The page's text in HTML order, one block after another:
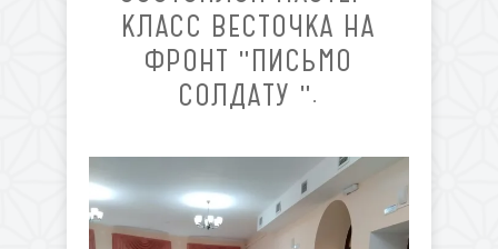
КЛАСС ВЕСТОЧКА НА
ФРОНТ "ПИСЬМО
СОЛДАТУ ".